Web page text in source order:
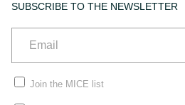
SUBSCRIBE TO THE NEWSLETTER
Join the MICE list